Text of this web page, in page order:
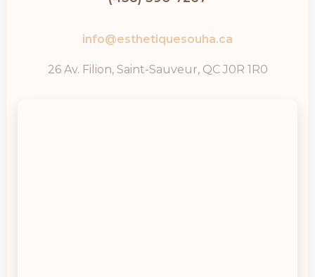
info@esthetiquesouha.ca
26 Av. Filion, Saint-Sauveur, QC J0R 1R0